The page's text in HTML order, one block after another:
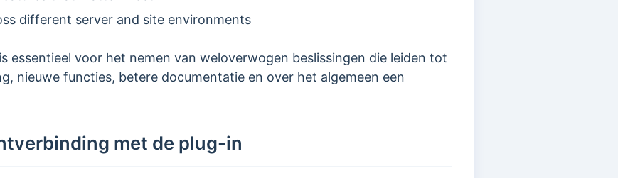
different server and site environments
essentieel voor het nemen van weloverwogen beslissingen die leiden tot
nieuwe functies, betere documentatie en over het algemeen een
met de plug-in